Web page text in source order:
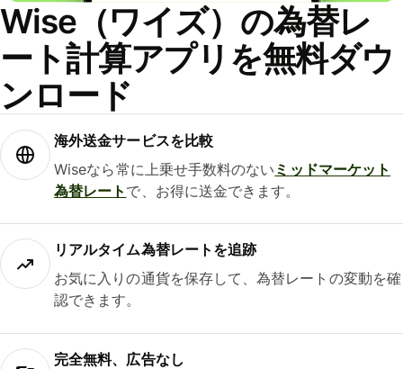
Wise（ワイズ）の為替レ
ート計算アプリを無料ダウ
ンロード
海外送金サービスを比較
Wiseなら常に上乗せ手数料のない ミッドマーケット
為替レート で、お得に送金できます。
リアルタイム為替レートを追跡
お気に入りの通貨を保存して、為替レートの変動を確
認できます。
完全無料、広告なし